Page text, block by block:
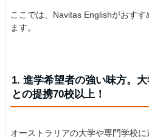
ここでは、Navitas Englishがおす
ます。
1. 進学希望者の強い味方。
との提携70校以上！
オーストラリアの大学や専門学校